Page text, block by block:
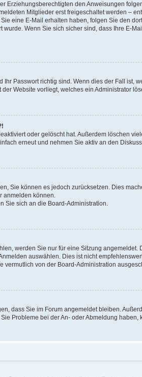
Erziehungsberechtigten den Anweisungen
Mitglieder erst freigeschaltet werden –
eine E-Mail erhalten haben, folgen Sie den
Wenn Sie sich sicher sind, dass Ihre E-
Passwort richtig sind. Wenn dies der Fall ist,
Website vorliegt, welches ein Administrator
oder gelöscht hat. Außerdem löschen
erneut und nehmen Sie aktiv an den
Sie können es jedoch zurücksetzen. Dies
anmelden können.
Sie sich an die Board-Administration.
werden Sie nur für eine Sitzung
auswählen. Dies ist nicht
vermutlich von der Board-Administration
dass Sie im Forum angemeldet bleiben.
Probleme bei der An- oder Abmeldung